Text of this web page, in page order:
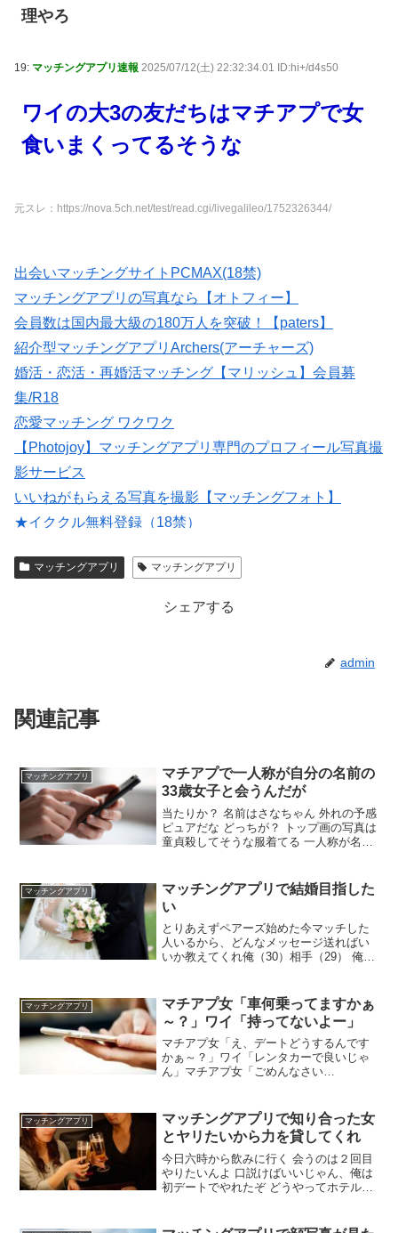
理やろ
19: マッチングアプリ速報 2025/07/12(土) 22:32:34.01 ID:hi+/d4s50
ワイの大3の友だちはマチアプで女
食いまくってるそうな
元スレ：https://nova.5ch.net/test/read.cgi/livegalileo/1752326344/
出会いマッチングサイトPCMAX(18禁)
マッチングアプリの写真なら【オトフィー】
会員数は国内最大級の180万人を突破！【paters】
紹介型マッチングアプリArchers(アーチャーズ)
婚活・恋活・再婚活マッチング【マリッシュ】会員募
集/R18
恋愛マッチング ワクワク
【Photojoy】マッチングアプリ専門のプロフィール写真撮
影サービス
いいねがもらえる写真を撮影【マッチングフォト】
★イククル無料登録（18禁）
付中】←←
マッチングアプリ マッチングアプリ
シェアする
admin
関連記事
マッチングアプリ
マチアプで一人称が自分の名前の
33歳女子と会うんだが
当たりか？ 名前はさなちゃん 外れの予感
ピュアだな どっちが？ トップ画の写真は
童貞殺してそうな服着てる 一人称が名前
ボカロが好きみたい 言うほど女子か?
マッチングアプリ
マッチングアプリで結婚目指した
い
とりあえずペアーズ始めた今マッチした
人いるから、どんなメッセージ送ればい
いか教えてくれ俺（30）相手（29） 俺も
手に濡れてくれるだろ マッチした時って
マッチありがとう！って言うなんか？
マッチングアプリ
マチアプ女「車何乗ってますかぁ
～？」ワイ「持ってないよー」
マチアプ女「え、デートどうするんです
かぁ～？」ワイ「レンタカーで良いじゃ
ん」マチアプ女「ごめんなさい
を判断してないよな 逆に言えばそれさえ
持ってれば食い放題なんやで 昔はもっと
酷かったぞ
マッチングアプリ
マッチングアプリで知り合った女
とヤリたいから力を貸してくれ
今日六時から飲みに行く 会うのは２回目
やりたいんよ 口説けばいいじゃん、俺は
初デートでやれたぞ どうやってホテルに
いよな 2件目にムードの良い感じのバー